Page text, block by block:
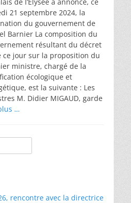
21 septembre 2024, la
du gouvernement de
Barnier La composition du
résultant du décret
ce jour sur la proposition du
ministre, chargé de la
écologique et
est la suivante : Les
M. Didier MIGAUD, garde
…
rencontre avec la directrice